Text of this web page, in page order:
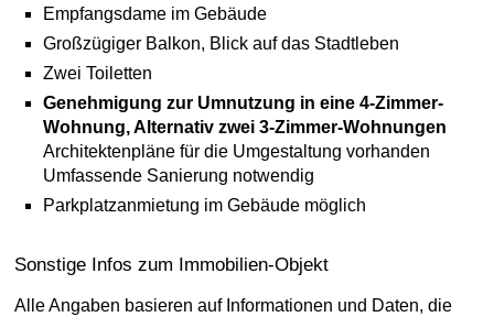
Empfangsdame im Gebäude
Großzügiger Balkon, Blick auf das Stadtleben
Zwei Toiletten
Genehmigung zur Umnutzung in eine 4-Zimmer-
Wohnung,Alternativ zwei 3-Zimmer-Wohnungen
Architektenpläne für die Umgestaltung vorhanden
Umfassende Sanierung notwendig
Parkplatzanmietung im Gebäude möglich
Sonstige Infos zum Immobilien-Objekt
Alle Angaben basieren auf Informationen und Daten, die